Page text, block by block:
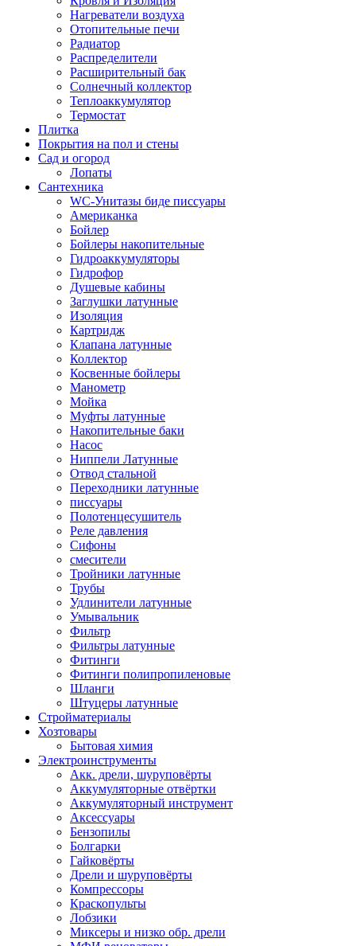
Нагреватели воздуха
Отопительные печи
Радиатор
Распределители
Расширительный бак
Солнечный коллектор
Теплоаккумулятор
Термостат
Плитка
Покрытия на пол и стены
Сад и огород
Лопаты
Сантехника
WC-Унитазы биде писсуары
Американка
Бойлер
Бойлеры накопительные
Гидроаккумуляторы
Гидрофор
Душевые кабины
Заглушки латунные
Изоляция
Картридж
Клапана латунные
Коллектор
Косвенные бойлеры
Манометр
Мойка
Муфты латунные
Накопительные баки
Насос
Ниппели Латунные
Отвод стальной
Переходники латунные
писсуары
Полотенцесушитель
Реле давления
Сифоны
смесители
Тройники латунные
Трубы
Удлинители латунные
Умывальник
Фильтр
Фильтры латунные
Фитинги
Фитинги полипропиленовые
Шланги
Штуцеры латунные
Стройматериалы
Хозтовары
Бытовая химия
Электроинструменты
Акк. дрели, шуруповёрты
Аккумуляторные отвёртки
Аккумуляторный инструмент
Аксессуары
Бензопилы
Болгарки
Гайковёрты
Дрели и шуруповёрты
Компрессоры
Краскопульты
Лобзики
Миксеры и низко обр. дрели